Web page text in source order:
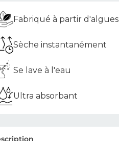
Fabriqué à partir d'algues
Sèche instantanément
Se lave à l'eau
Ultra absorbant